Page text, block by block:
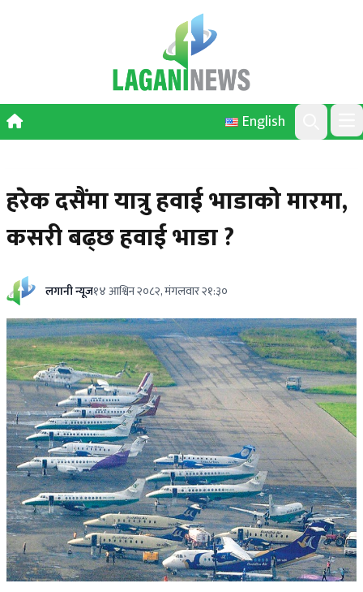
English
Search
हरेक दसैंमा यात्रु हवाई भाडाको मारमा,
कसरी बढ्छ हवाई भाडा ?
लगानी न्यूज१४ आश्विन २०८२, मंगलवार २१:३०